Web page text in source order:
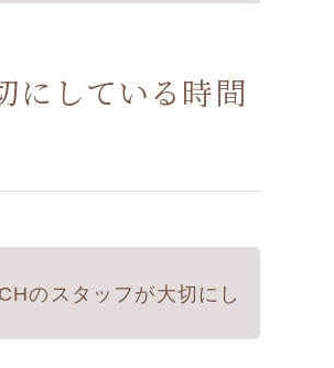
にしている時間
のスタッフが大切にし